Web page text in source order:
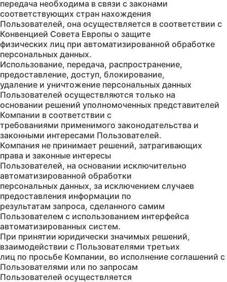
передача необходима в связи с законами
соответствующих стран нахождения
Пользователей, она осуществляется в соответствии с
Конвенцией Совета Европы о защите
физических лиц при автоматизированной обработке
персональных данных.
Использование, передача, распространение,
предоставление, доступ, блокирование,
удаление и уничтожение персональных данных
Пользователей осуществляются только на
основании решений уполномоченных представителей
Компании в соответствии с
требованиями применимого законодательства и
законными интересами Пользователей.
Компания не принимает решений, затрагивающих
права и законные интересы
Пользователей, на основании исключительно
автоматизированной обработки
персональных данных, за исключением случаев
предоставления информации по
результатам запроса, сделанного самим
Пользователем с использованием интерфейса
автоматизированных систем.
При принятии юридически значимых решений,
взаимодействии с Пользователями третьих
лиц по просьбе Компании, во исполнение соглашений с
Пользователями или по запросам
Пользователей осуществляется